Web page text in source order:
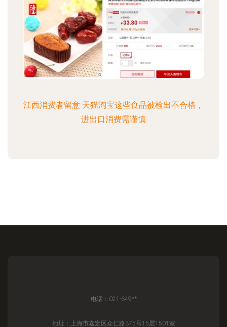
江西消费者留意 天猫淘宝这些食品被检出不合格，
进出口消费需谨慎
电话：021-649**
地址：上海市嘉定区众仁路375号15层1501室